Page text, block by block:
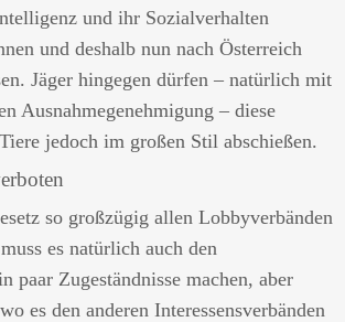
und ihr Sozialverhalten
und deshalb nun nach Österreich
Jäger hingegen dürfen – natürlich mit
Ausnahmegenehmigung – diese
jedoch im großen Stil abschießen.
so großzügig allen Lobbyverbänden
es natürlich auch den
paar Zugeständnisse machen, aber
es den anderen Interessensverbänden